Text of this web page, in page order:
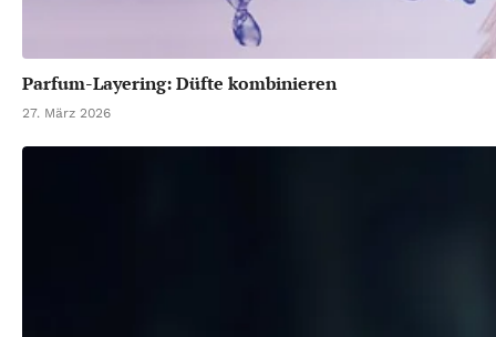
Parfum-Layering: Düfte kombinieren
27. März 2026